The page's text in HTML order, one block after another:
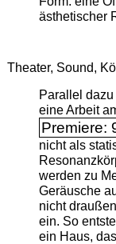
ästhetischer
Theater, Sound,
Parallel
eine Arbeit
Premiere:
nicht als
werden zu
Geräusche
nicht
ein. So
ein Haus,